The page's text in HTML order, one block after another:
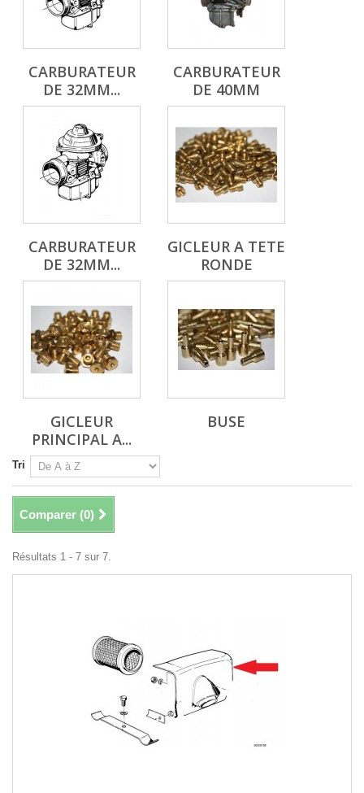
CARBURATEUR
DE 32MM...
CARBURATEUR
DE 40MM
CARBURATEUR
DE 32MM...
GICLEUR A TETE
RONDE
GICLEUR
PRINCIPAL A...
BUSE
Tri
Comparer (0)
Résultats 1 - 7 sur 7.